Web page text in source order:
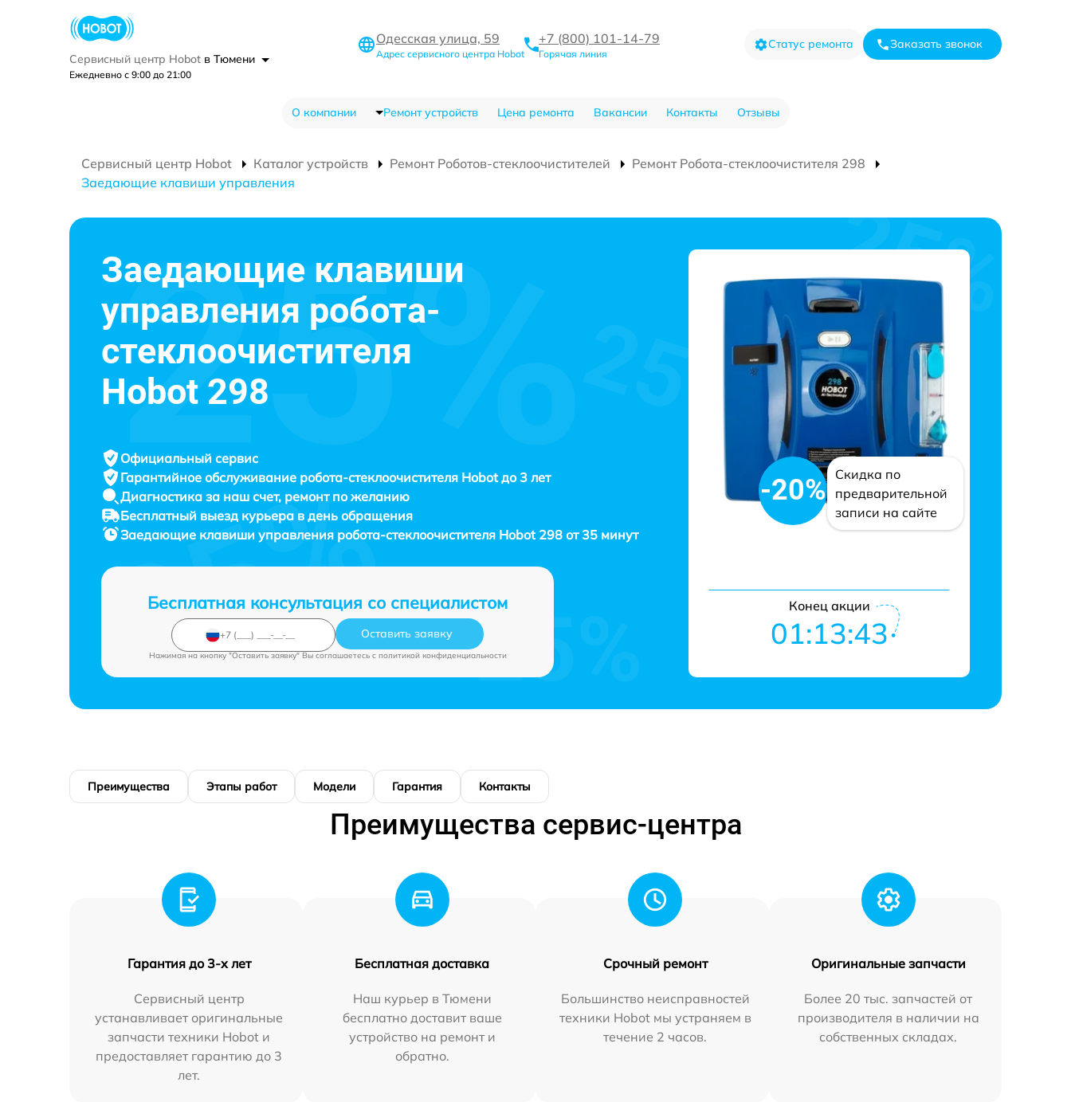
Сервисный центр Hobot в Тюмени
Ежедневно с 9:00 до 21:00
Одесская улица, 59
Адрес сервисного центра Hobot
+7 (800) 101-14-79
Горячая линия
Статус ремонта Заказать звонок
О компании Ремонт устройств Цена ремонта Вакансии Контакты Отзывы
Сервисный центр Hobot Каталог устройств Ремонт Роботов-стеклоочистителей
Ремонт Робота-стеклоочистителя 298
Заедающие клавиши управления
Заедающие клавиши
управления робота-
стеклоочистителя
Hobot 298
Официальный сервис
Гарантийное обслуживание робота-стеклоочистителя Hobot до 3 лет
Диагностика за наш счет, ремонт по желанию
Бесплатный выезд курьера в день обращения
Заедающие клавиши управления робота-стеклоочистителя Hobot 298 от 35 минут
Бесплатная консультация со специалистом
Оставить заявку
Нажимая на кнопку "Оставить заявку" Вы соглашаетесь c политикой конфиденциальности
-20%
Скидка по
предварительной
записи на сайте
Конец акции
01:13:42
Преимущества Этапы работ Модели Гарантия Контакты
Преимущества сервис-центра
Гарантия до 3-х лет
Сервисный центр
устанавливает оригинальные
запчасти техники Hobot и
предоставляет гарантию до 3
лет.
Бесплатная доставка
Наш курьер в Тюмени
бесплатно доставит ваше
устройство на ремонт и
обратно.
Срочный ремонт
Большинство неисправностей
техники Hobot мы устраняем в
течение 2 часов.
Оригинальные запчасти
Более 20 тыс. запчастей от
производителя в наличии на
собственных складах.